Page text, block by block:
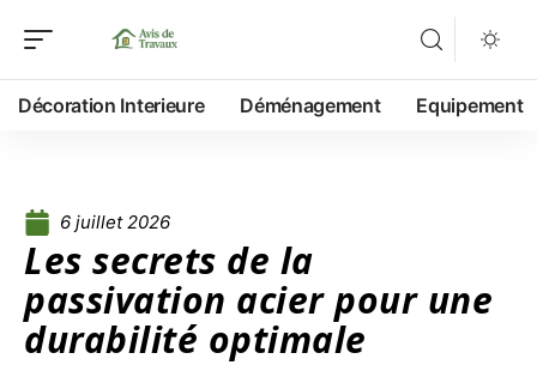
Décoration Interieure Déménagement Equipement
6 juillet 2026
Les secrets de la
passivation acier pour une
durabilité optimale